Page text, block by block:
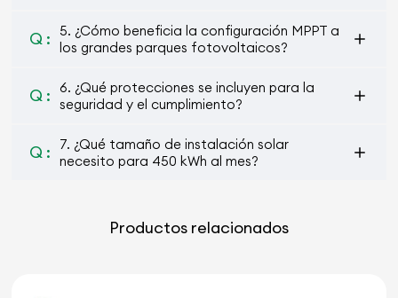
Q :
5. ¿Cómo beneficia la configuración MPPT a
los grandes parques fotovoltaicos?
Q :
6. ¿Qué protecciones se incluyen para la
seguridad y el cumplimiento?
Q :
7. ¿Qué tamaño de instalación solar
necesito para 450 kWh al mes?
Productos relacionados